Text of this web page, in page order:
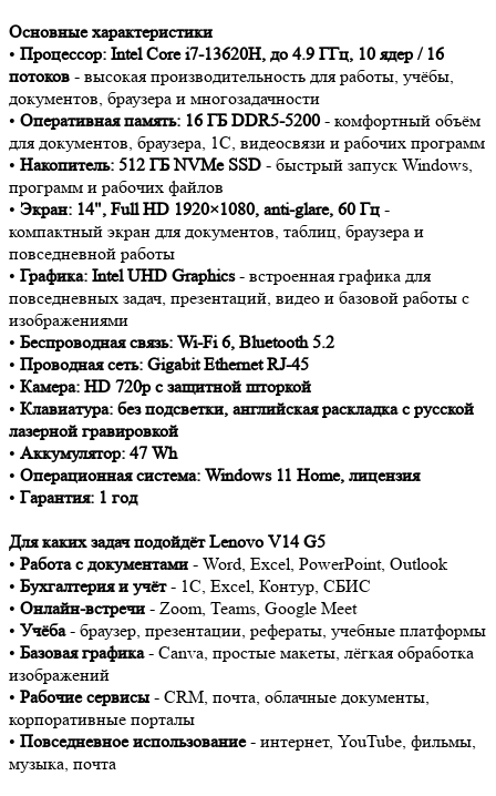
Основные характеристики
• Процессор: Intel Core i7-13620H, до 4.9 ГГц, 10 ядер / 16
потоков - высокая производительность для работы, учёбы,
документов, браузера и многозадачности
• Оперативная память: 16 ГБ DDR5-5200 - комфортный объём
для документов, браузера, 1С, видеосвязи и рабочих программ
• Накопитель: 512 ГБ NVMe SSD - быстрый запуск Windows,
программ и рабочих файлов
• Экран: 14", Full HD 1920×1080, anti-glare, 60 Гц -
компактный экран для документов, таблиц, браузера и
повседневной работы
• Графика: Intel UHD Graphics- встроенная графика для
повседневных задач, презентаций, видео и базовой работы с
изображениями
• Беспроводная связь: Wi-Fi 6, Bluetooth 5.2
• Проводная сеть: Gigabit Ethernet RJ-45
• Камера: HD 720p с защитной шторкой
• Клавиатура: без подсветки, английская раскладка с русской
лазерной гравировкой
• Аккумулятор: 47 Wh
• Операционная система: Windows 11 Home, лицензия
• Гарантия: 1 год
Для каких задач подойдёт Lenovo V14 G5
• Работа с документами - Word, Excel, PowerPoint, Outlook
• Бухгалтерия и учёт- 1С, Excel, Контур, СБИС
• Онлайн-встречи - Zoom, Teams, Google Meet
• Учёба- браузер, презентации, рефераты, учебные платформы
• Базовая графика- Canva, простые макеты, лёгкая обработка
изображений
• Рабочие сервисы - CRM, почта, облачные документы,
корпоративные порталы
• Повседневное использование- интернет, YouTube, фильмы,
музыка, почта